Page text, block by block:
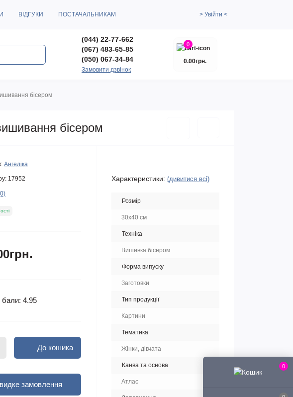
0
ВІДГУКИ ПОСТАЧАЛЬНИКАМ > Увійти <
(044) 22-77-662
(067) 483-65-85
(050) 067-34-84
Замовити дзвінок
0
0.00грн.
бісером
бісером
Ангеліка
17952
бали: 4.95
До кошика
замовлення
Характеристики: (дивитися всі)
Розмір
30x40 см
Техніка
Вишивка бісером
Форма випуску
Заготовки
Тип продукції
Картини
Тематика
Жінки, дівчата
Канва та основа
Атлас